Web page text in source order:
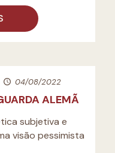
04/08/2022
ALEMÃ
subjetiva e
visão pessimista